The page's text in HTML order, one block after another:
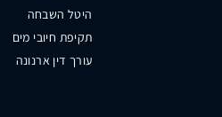
היטל השבחה
תקיפת חיובי מים
עורך דין ארנונה